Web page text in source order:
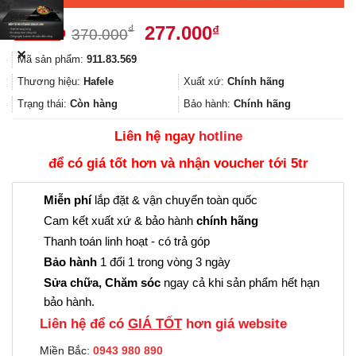
370.000₫
Giá
370.000₫.
277.000₫Giá
là:
277.000₫.
Mã sản phẩm: 911.83.569
Thương hiệu: Hafele Xuất xứ: Chính hãng
Trạng thái: Còn hàng Bảo hành: Chính hãng
Liên hệ ngay hotline
để có giá tốt hơn và nhận voucher tới 5tr
Miễn phílắp đặt & vận chuyển toàn quốc
Cam kết xuất xứ & bảo hành chính hãng
Thanh toán linh hoạt - có trả góp
Bảo hành 1 đổi 1 trong vòng 3 ngày
Sửa chữa, Chăm sóc ngay cả khi sản phẩm hết hạn
bảo hành.
Liên hệ để có GIÁ TỐThơn giá website
Miền Bắc: 0943 980 890
✕